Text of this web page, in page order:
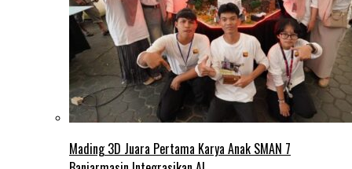
Mading 3D Juara Pertama Karya Anak SMAN 7